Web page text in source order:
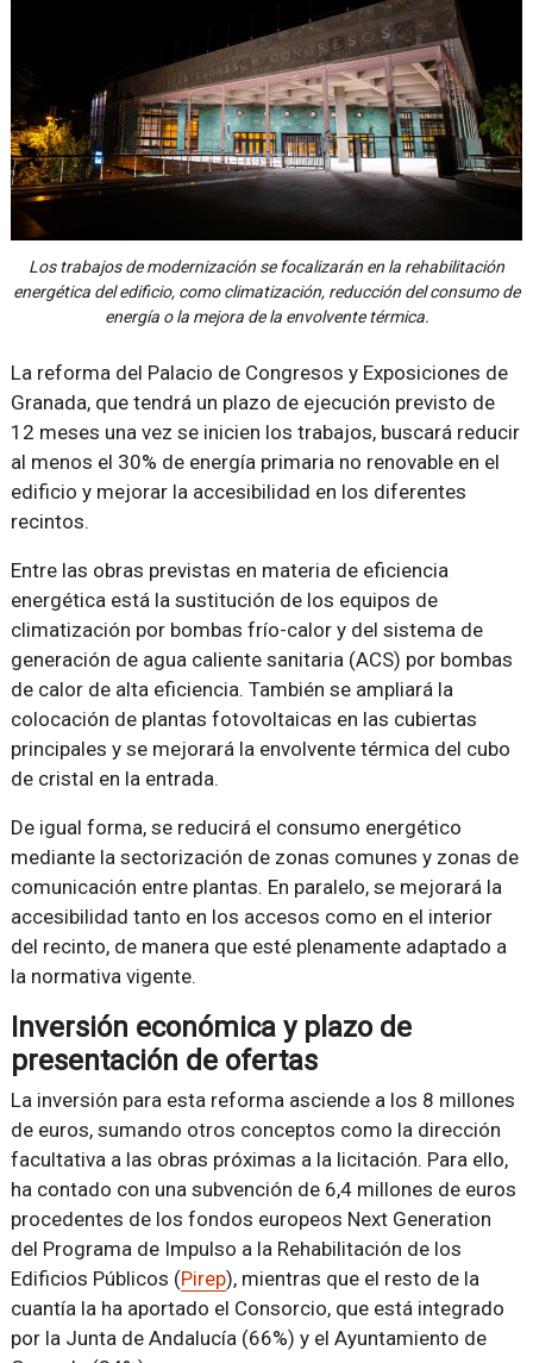
Los trabajos de modernización se focalizarán en la rehabilitación
energética del edificio, como climatización, reducción del consumo de
energía o la mejora de la envolvente térmica.
La reforma del Palacio de Congresos y Exposiciones de
Granada, que tendrá un plazo de ejecución previsto de
12 meses una vez se inicien los trabajos, buscará reducir
al menos el 30% de energía primaria no renovable en el
edificio y mejorar la accesibilidad en los diferentes
recintos.
Entre las obras previstas en materia de eficiencia
energética está la sustitución de los equipos de
climatización por bombas frío-calor y del sistema de
generación de agua caliente sanitaria (ACS) por bombas
de calor de alta eficiencia. También se ampliará la
colocación de plantas fotovoltaicas en las cubiertas
principales y se mejorará la envolvente térmica del cubo
de cristal en la entrada.
De igual forma, se reducirá el consumo energético
mediante la sectorización de zonas comunes y zonas de
comunicación entre plantas. En paralelo, se mejorará la
accesibilidad tanto en los accesos como en el interior
del recinto, de manera que esté plenamente adaptado a
la normativa vigente.
Inversión económica y plazo de
presentación de ofertas
La inversión para esta reforma asciende a los 8 millones
de euros, sumando otros conceptos como la dirección
facultativa a las obras próximas a la licitación. Para ello,
ha contado con una subvención de 6,4 millones de euros
procedentes de los fondos europeos Next Generation
del Programa de Impulso a la Rehabilitación de los
Edificios Públicos (Pirep), mientras que el resto de la
cuantía la ha aportado el Consorcio, que está integrado
por la Junta de Andalucía (66%) y el Ayuntamiento de